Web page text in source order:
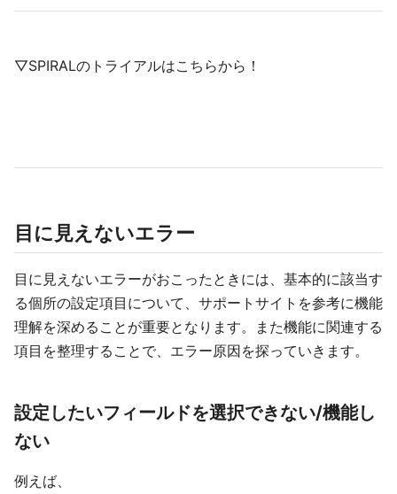
▽SPIRALのトライアルはこちらから！
目に見えないエラー
目に見えないエラーがおこったときには、基本的に該当す
る個所の設定項目について、サポートサイトを参考に機能
理解を深めることが重要となります。また機能に関連する
項目を整理することで、エラー原因を探っていきます。
設定したいフィールドを選択できない/機能し
ない
例えば、